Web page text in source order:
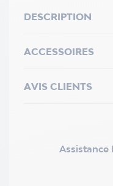
DESCRIPTION
ACCESSOIRES
AVIS CLIENTS
Assistance